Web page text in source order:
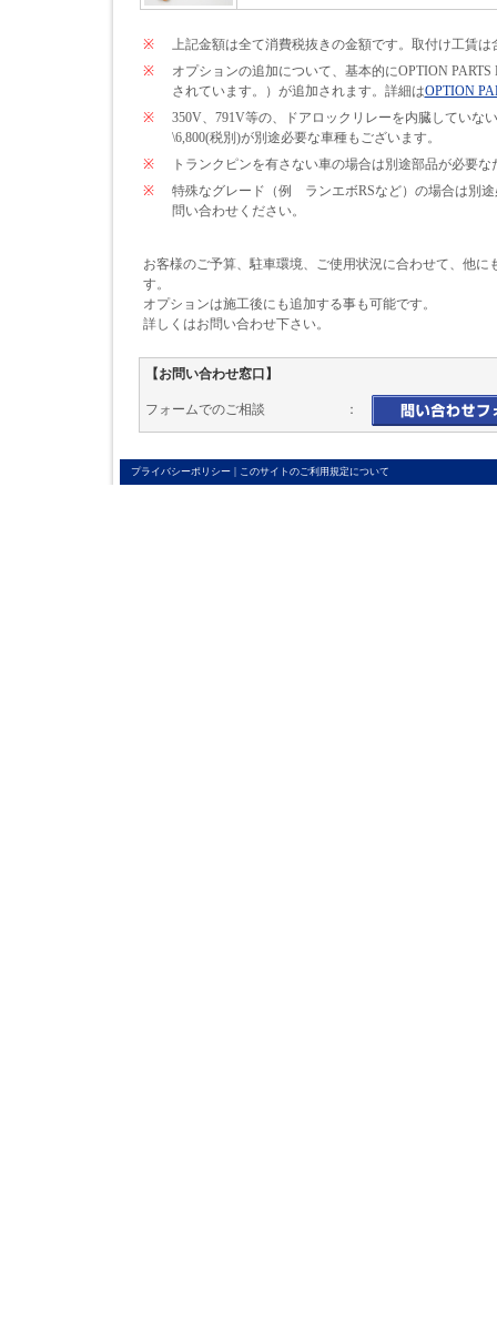
※
上記金額は全て消費税抜きの金額です。取付け工賃は
※
オプションの追加について、基本的にOPTION
されています。）が追加されます。詳細はOPTION
※
350V、791V等の、ドアロックリレーを内臓してい
\6,800(税別)が別途必要な車種もございます。
※
トランクピンを有さない車の場合は別途部品が必要な
※
特殊なグレード（例 ランエボRSなど）の場合は別
問い合わせください。
お客様のご予算、駐車環境、ご使用状況に合わせて、他に
す。
オプションは施工後にも追加する事も可能です。
詳しくはお問い合わせ下さい。
【お問い合わせ窓口】
フォームでのご相談 ：
プライバシーポリシー | このサイトのご利用規定について